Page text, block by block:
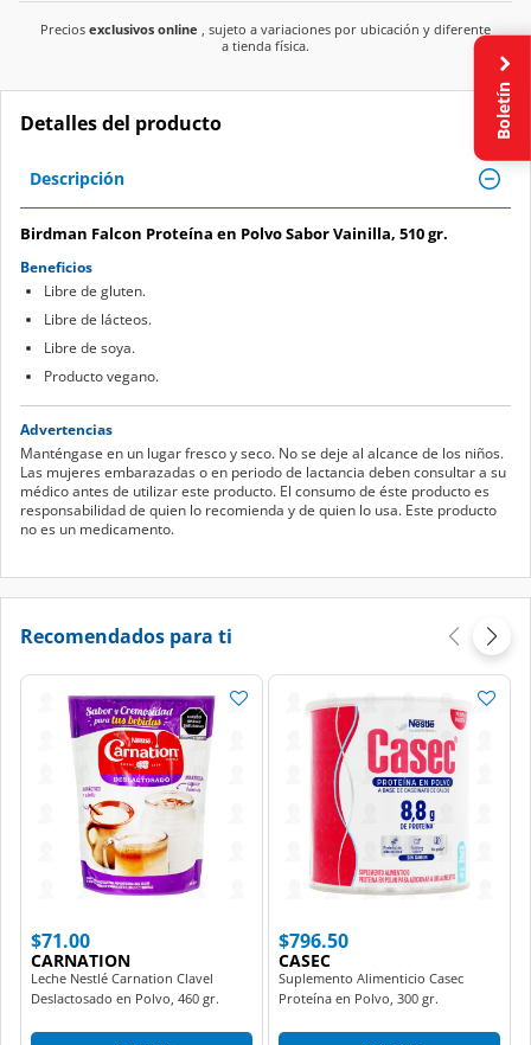
Precios exclusivos online , sujeto a variaciones por ubicación y diferente
a tienda física.
Detalles del producto
Descripción
Birdman Falcon Proteína en Polvo Sabor Vainilla, 510 gr.
Beneficios
Libre de gluten.
Libre de lácteos.
Libre de soya.
Producto vegano.
Advertencias
Manténgase en un lugar fresco y seco. No se deje al alcance de los niños.
Las mujeres embarazadas o en periodo de lactancia deben consultar a su
médico antes de utilizar este producto. El consumo de éste producto es
responsabilidad de quien lo recomienda y de quien lo usa. Este producto
no es un medicamento.
Recomendados para ti
$71.00
CARNATION
Leche Nestlé Carnation Clavel
Deslactosado en Polvo, 460 gr.
$796.50
CASEC
Suplemento Alimenticio Casec
Proteína en Polvo, 300 gr.
Boletín